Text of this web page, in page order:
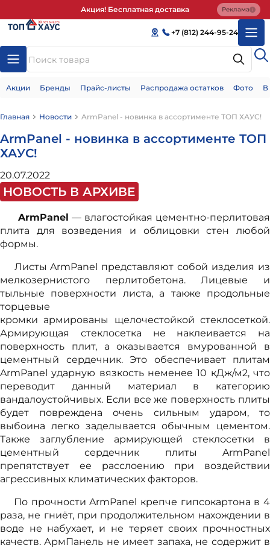
Акция! Бесплатная доставка Реклама
+7 (812) 244-95-24
Акции Бренды Прайс-листы Распродажа остатков Фото
Главная Новости ArmPanel - новинка в ассортименте ТОП ХАУС!
ArmPanel - новинка в ассортименте ТОП
ХАУС!
20.07.2022
НОВОСТЬ В АРХИВЕ
ArmPanel — влагостойкая цементно-перлитовая
плита для возведения и облицовки стен любой
формы.
Листы ArmPanel представляют собой изделия из
мелкозернистого перлитобетона. Лицевые и
тыльные поверхности листа, а также продольные
торцевые
кромки армированы щелочестойкой стеклосеткой.
Армирующая стеклосетка не наклеивается на
поверхность плит, а оказывается вмурованной в
цементный сердечник. Это обеспечивает плитам
ArmPanel ударную вязкость неменее 10 кДж/м2, что
переводит данный материал в категорию
вандалоустойчивых. Если все же поверхность плиты
будет повреждена очень сильным ударом, то
выбоина легко заделывается обычным цементом.
Также заглубление армирующей стеклосетки в
цементный сердечник плиты ArmPanel
препятствует ее расслоению при воздействии
агрессивных климатических факторов.
По прочности ArmPanel крепче гипсокартона в 4
раза, не гниёт, при продолжительном нахождении в
воде не набухает, и не теряет своих прочностных
качеств. АрмПанель не имеет запаха, не содержит в